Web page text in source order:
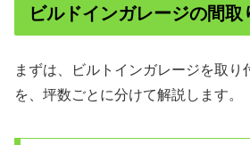
ビルドインガレージの間取
まずは、ビルトインガレージを取り
を、坪数ごとに分けて解説します。